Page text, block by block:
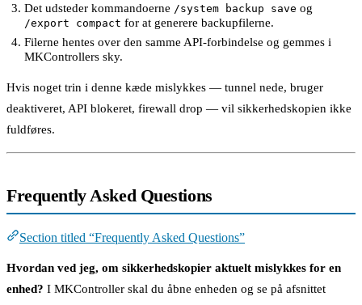
Det udsteder kommandoerne /system backup save og
/export compact for at generere backupfilerne.
Filerne hentes over den samme API-forbindelse og gemmes i
MKControllers sky.
Hvis noget trin i denne kæde mislykkes — tunnel nede, bruger
deaktiveret, API blokeret, firewall drop — vil sikkerhedskopien ikke
fuldføres.
Frequently Asked Questions
Section titled “Frequently Asked Questions”
Hvordan ved jeg, om sikkerhedskopier aktuelt mislykkes for en
enhed? I MKController skal du åbne enheden og se på afsnittet